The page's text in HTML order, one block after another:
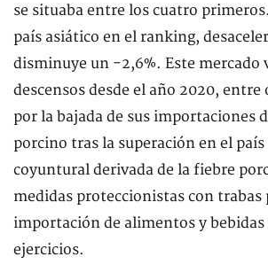
se situaba entre los cuatro
país asiático en el ranking,
disminuye un -2,6%. Este mercado
descensos desde el año 2020,
por la bajada de sus importaciones
porcino tras la superación en el
coyuntural derivada de la fiebre
medidas proteccionistas con trabas
importación de alimentos y
ejercicios.